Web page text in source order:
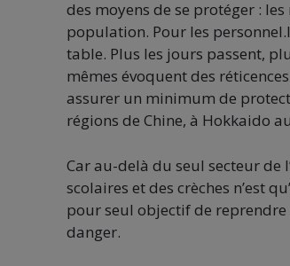
des moyens de se protéger :
population. Pour les
table. Plus les jours passent,
mêmes évoquent des
assurer un minimum de
régions de Chine, à Hokkaido
Car au-delà du seul secteur de
scolaires et des crèches n’est
pour seul objectif de reprendre
danger.